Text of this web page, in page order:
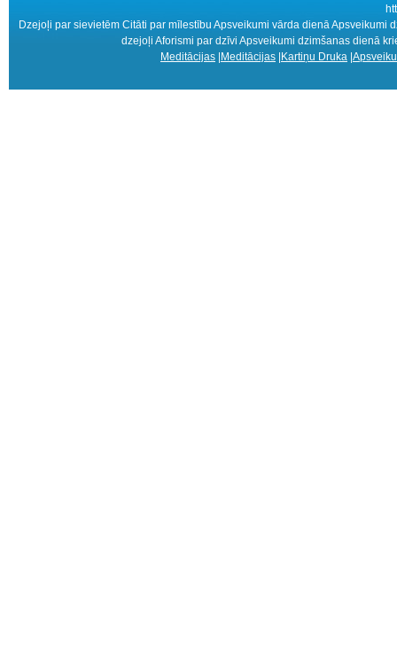
Dzejoļi par sievietēm Citāti par mīlestību Apsveikumi vārda dienā
dzejoļi Aforismi par dzīvi Apsveikumi dzimšanas dienā
Meditācijas Meditācijas Kartiņu Druka